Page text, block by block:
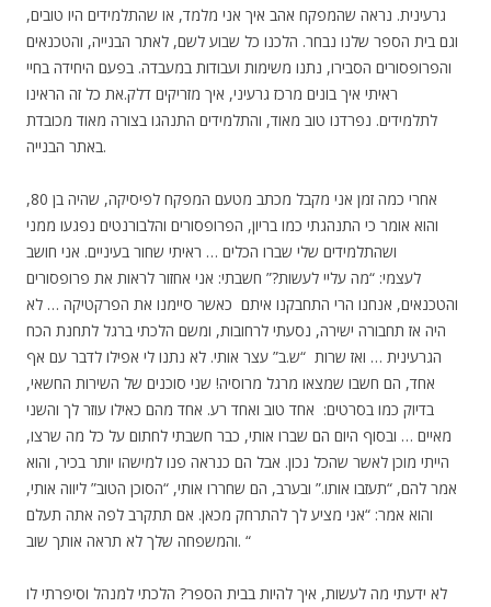
גרעינית. נראה שהמפקח אהב איך אני מלמד, או שהתלמידים היו טובים,
וגם בית הספר שלנו נבחר. הלכנו כל שבוע לשם, לאתר הבנייה, והטכנאים
והפרופסורים הסבירו, נתנו משימות ועבודות במעבדה. בפעם היחידה בחיי
ראיתי איך בונים מרכז גרעיני, איך מזריקים דלק.את כל זה הראינו
לתלמידים. נפרדנו טוב מאוד, והתלמידים התנהגו בצורה מאוד מכובדת
באתר הבנייה.
אחרי כמה זמן אני מקבל מכתב מטעם המפקח לפיסיקה, שהיה בן 80,
והוא אומר כי התנהגתי כמו בריון, הפרופסורים והלבורנטים נפגעו ממני
ושהתלמידים שלי שברו הכלים … ראיתי שחור בעיניים. אני חושב
לעצמי: “מה עליי לעשות?” חשבתי: אני אחזור לראות את פרופסורים
והטכנאים, אנחנו הרי התחבקנו איתם כאשר סיימנו את הפרקטיקה … לא
היה אז תחבורה ישירה, נסעתי לרחובות, ומשם הלכתי ברגל לתחנת הכח
הגרעינית … ואז שרות “ש.ב” עצר אותי. לא נתנו לי אפילו לדבר עם אף
אחד, הם חשבו שמצאו מרגל מרוסיה! שני סוכנים של השירות החשאי,
בדיוק כמו בסרטים: אחד טוב ואחד רע. אחד מהם כאילו עוזר לך והשני
מאיים … ובסוף היום הם שברו אותי, כבר חשבתי לחתום על כל מה שרצו,
הייתי מוכן לאשר שהכל נכון. אבל הם כנראה פנו למישהו יותר בכיר, והוא
אמר להם, “תעזבו אותו.” ובערב, הם שחררו אותי, “הסוכן הטוב” ליווה אותי,
והוא אמר: “אני מציע לך להתרחק מכאן. אם תתקרב לפה אתה תעלם
והמשפחה שלך לא תראה אותך שוב. “
לא ידעתי מה לעשות, איך להיות בבית הספר? הלכתי למנהל וסיפרתי לו